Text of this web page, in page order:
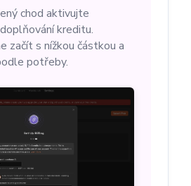
chod aktivujte
kreditu.
začít s nížkou částkou a
potřeby.